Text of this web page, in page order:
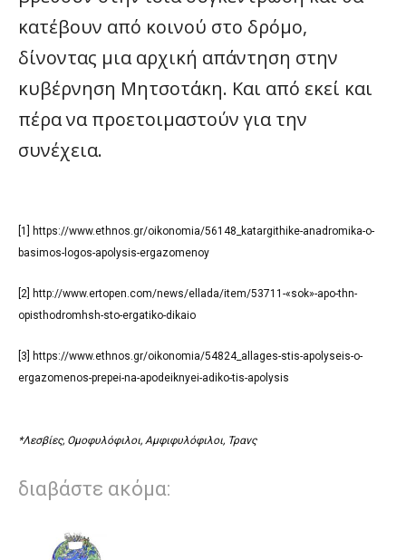
κατέβουν από κοινού στο δρόμο,
δίνοντας μια αρχική απάντηση στην
κυβέρνηση Μητσοτάκη. Και από εκεί και
πέρα να προετοιμαστούν για την
συνέχεια.
[1]
https://www.ethnos.gr/oikonomia/56148_katargithike-anadromika-o-
basimos-logos-apolysis-ergazomenoy
[2] http://www.ertopen.com/news/ellada/item/53711-«sok»-apo-thn-
opisthodromhsh-sto-ergatiko-dikaio
[3]
https://www.ethnos.gr/oikonomia/54824_allages-stis-apolyseis-o-
ergazomenos-prepei-na-apodeiknyei-adiko-tis-apolysis
*Λεσβίες, Ομοφυλόφιλοι, Αμφιφυλόφιλοι, Τρανς
διαβάστε ακόμα: